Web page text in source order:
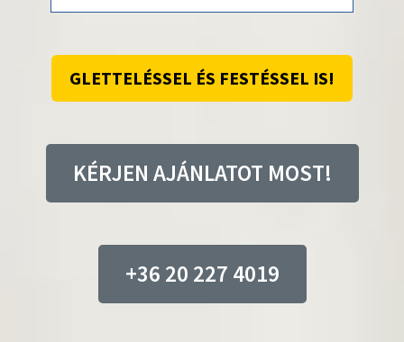
GLETTELÉSSEL ÉS FESTÉSSEL IS!
KÉRJEN AJÁNLATOT MOST!
+36 20 227 4019